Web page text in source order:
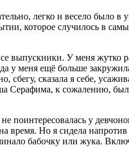
легко и весело было в
которое случилось в
выпускники. У меня жутко
у меня ещё больше
сказала я себе,
Серафима, к сожалению,
поинтересовалась у
время. Но я сидела
бабочку или жука.